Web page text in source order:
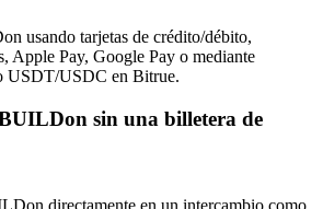
usando tarjetas de crédito/débito,
Apple Pay, Google Pay o mediante
USDT/USDC en Bitrue.
sin una billetera de
directamente en un intercambio como